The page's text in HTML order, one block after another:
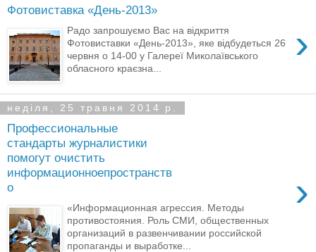
Фотовиставка «День-2013»
›
Радо запрошуємо Вас на відкриття
Фотовиставки «День-2013», яке відбудеться 26
червня о 14-00 у Галереї Миколаївського
обласного краєзна...
неділя, 25 травня 2014 р.
Профессиональные
стандарты журналистики
помогут очистить
информационноепространств
о
›
«Информационная агрессия. Методы
противостояния. Роль СМИ, общественных
организаций в развенчивании российской
пропаганды и выработке...